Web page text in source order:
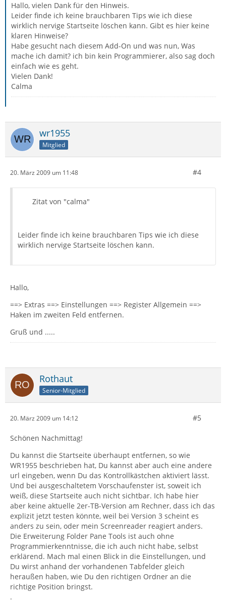
Hallo, vielen Dank für den Hinweis.
Leider finde ich keine brauchbaren Tips wie ich diese
wirklich nervige Startseite löschen kann. Gibt es hier keine
klaren Hinweise?
Habe gesucht nach diesem Add-On und was nun, Was
mache ich damit? ich bin kein Programmierer, also sag doch
einfach wie es geht.
Vielen Dank!
Calma
wr1955
Mitglied
20. März 2009 um 11:48 #4
Zitat von "calma"
Leider finde ich keine brauchbaren Tips wie ich diese
wirklich nervige Startseite löschen kann.
Hallo,
==> Extras ==> Einstellungen ==> Register Allgemein ==>
Haken im zweiten Feld entfernen.
Gruß und .....
Rothaut
Senior-Mitglied
20. März 2009 um 14:12 #5
Schönen Nachmittag!
Du kannst die Startseite überhaupt entfernen, so wie
WR1955 beschrieben hat, Du kannst aber auch eine andere
url eingeben, wenn Du das Kontrollkästchen aktiviert lässt.
Und bei ausgeschaltetem Vorschaufenster ist, soweit ich
weiß, diese Startseite auch nicht sichtbar. Ich habe hier
aber keine aktuelle 2er-TB-Version am Rechner, dass ich das
explizit jetzt testen könnte, weil bei Version 3 scheint es
anders zu sein, oder mein Screenreader reagiert anders.
Die Erweiterung Folder Pane Tools ist auch ohne
Programmierkenntnisse, die ich auch nicht habe, selbst
erklärend. Mach mal einen Blick in die Einstellungen, und
Du wirst anhand der vorhandenen Tabfelder gleich
heraußen haben, wie Du den richtigen Ordner an die
richtige Position bringst.
.